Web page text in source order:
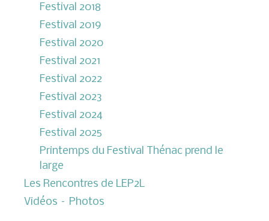
Festival 2018
Festival 2019
Festival 2020
Festival 2021
Festival 2022
Festival 2023
Festival 2024
Festival 2025
Printemps du Festival Thénac prend le
large
Les Rencontres de LEP2L
Vidéos – Photos